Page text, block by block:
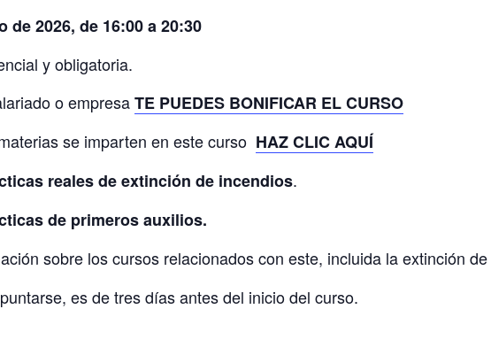
de 2026, de 16:00 a 20:30
y obligatoria.
o empresaTE PUEDES BONIFICAR EL CURSO
se imparten en este curso HAZ CLIC AQUÍ
reales de extinción de incendios.
de primeros auxilios.
sobre los cursos relacionados con este, incluida la extinción
es de tres días antes del inicio del curso.